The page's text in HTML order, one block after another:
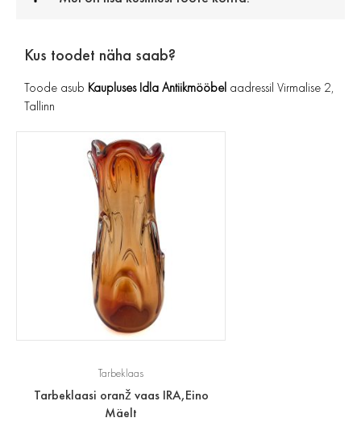
Kus toodet näha saab?
Toode asub Kaupluses Idla Antiikmööbel aadressil Virmalise 2,
Tallinn
Tarbeklaas
Tarbeklaasi oranž vaas IRA,Eino
Mäelt